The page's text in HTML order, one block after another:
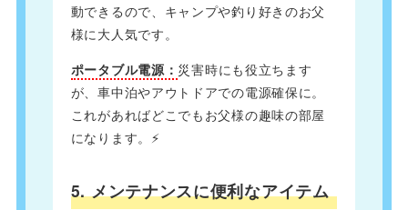
動できるので、キャンプや釣り好きのお父
様に大人気です。
ポータブル電源： 災害時にも役立ちます
が、車中泊やアウトドアでの電源確保に。
これがあればどこでもお父様の趣味の部屋
になります。⚡
5. メンテナンスに便利なアイテム